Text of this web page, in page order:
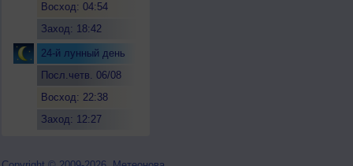
Восход: 04:54
Заход: 18:42
24-й лунный день
Посл.четв. 06/08
Восход: 22:38
Заход: 12:27